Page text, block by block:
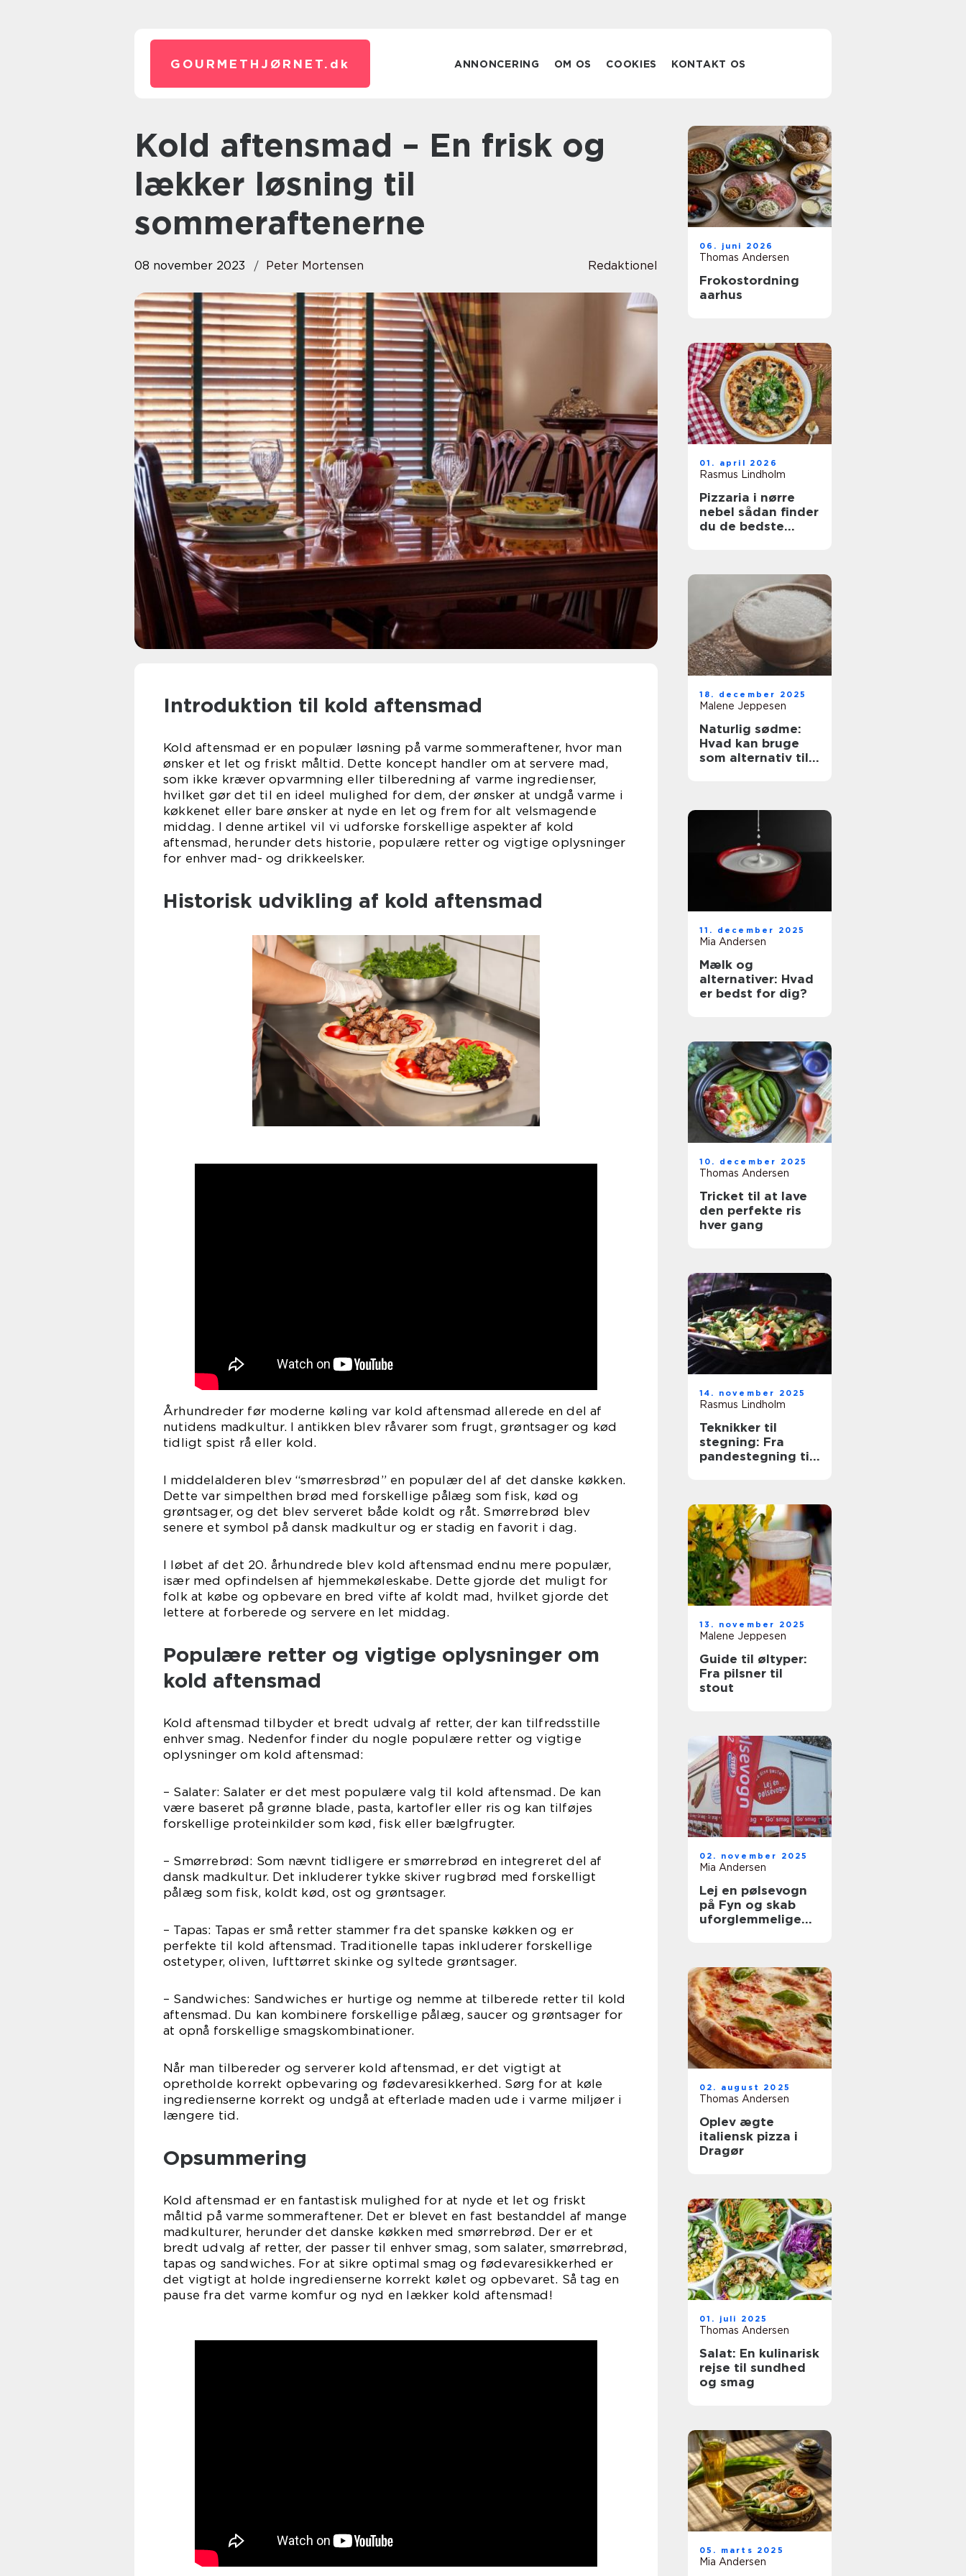
GOURMETHJØRNET. dk ANNONCERING OM OS COOKIES KONTAKT OS
Kold aftensmad – En frisk og
lækker løsning til
sommeraftenerne
08 november 2023 Peter Mortensen Redaktionel
Introduktion til kold aftensmad
Kold aftensmad er en populær løsning på varme sommeraftener, hvor man
ønsker et let og friskt måltid. Dette koncept handler om at servere mad,
som ikke kræver opvarmning eller tilberedning af varme ingredienser,
hvilket gør det til en ideel mulighed for dem, der ønsker at undgå varme i
køkkenet eller bare ønsker at nyde en let og frem for alt velsmagende
middag. I denne artikel vil vi udforske forskellige aspekter af kold
aftensmad, herunder dets historie, populære retter og vigtige oplysninger
for enhver mad- og drikkeelsker.
Historisk udvikling af kold aftensmad
Århundreder før moderne køling var kold aftensmad allerede en del af
nutidens madkultur. I antikken blev råvarer som frugt, grøntsager og kød
tidligt spist rå eller kold.
I middelalderen blev “smørresbrød” en populær del af det danske køkken.
Dette var simpelthen brød med forskellige pålæg som fisk, kød og
grøntsager, og det blev serveret både koldt og råt. Smørrebrød blev
senere et symbol på dansk madkultur og er stadig en favorit i dag.
I løbet af det 20. århundrede blev kold aftensmad endnu mere populær,
især med opfindelsen af hjemmekøleskabe. Dette gjorde det muligt for
folk at købe og opbevare en bred vifte af koldt mad, hvilket gjorde det
lettere at forberede og servere en let middag.
Populære retter og vigtige oplysninger om
kold aftensmad
Kold aftensmad tilbyder et bredt udvalg af retter, der kan tilfredsstille
enhver smag. Nedenfor finder du nogle populære retter og vigtige
oplysninger om kold aftensmad:
– Salater: Salater er det mest populære valg til kold aftensmad. De kan
være baseret på grønne blade, pasta, kartofler eller ris og kan tilføjes
forskellige proteinkilder som kød, fisk eller bælgfrugter.
– Smørrebrød: Som nævnt tidligere er smørrebrød en integreret del af
dansk madkultur. Det inkluderer tykke skiver rugbrød med forskelligt
pålæg som fisk, koldt kød, ost og grøntsager.
– Tapas: Tapas er små retter stammer fra det spanske køkken og er
perfekte til kold aftensmad. Traditionelle tapas inkluderer forskellige
ostetyper, oliven, lufttørret skinke og syltede grøntsager.
– Sandwiches: Sandwiches er hurtige og nemme at tilberede retter til kold
aftensmad. Du kan kombinere forskellige pålæg, saucer og grøntsager for
at opnå forskellige smagskombinationer.
Når man tilbereder og serverer kold aftensmad, er det vigtigt at
opretholde korrekt opbevaring og fødevaresikkerhed. Sørg for at køle
ingredienserne korrekt og undgå at efterlade maden ude i varme miljøer i
længere tid.
Opsummering
Kold aftensmad er en fantastisk mulighed for at nyde et let og friskt
måltid på varme sommeraftener. Det er blevet en fast bestanddel af mange
madkulturer, herunder det danske køkken med smørrebrød. Der er et
bredt udvalg af retter, der passer til enhver smag, som salater, smørrebrød,
tapas og sandwiches. For at sikre optimal smag og fødevaresikkerhed er
det vigtigt at holde ingredienserne korrekt kølet og opbevaret. Så tag en
pause fra det varme komfur og nyd en lækker kold aftensmad!
06. juni 2026
Thomas Andersen
Frokostordning
aarhus
01. april 2026
Rasmus Lindholm
Pizzaria i nørre
nebel sådan finder
du de bedste
18. december 2025
Malene Jeppesen
Naturlig sødme:
Hvad kan bruge
som alternativ til
11. december 2025
Mia Andersen
Mælk og
alternativer: Hvad
er bedst for dig?
10. december 2025
Thomas Andersen
Tricket til at lave
den perfekte ris
hver gang
14. november 2025
Rasmus Lindholm
Teknikker til
stegning: Fra
pandestegning til
13. november 2025
Malene Jeppesen
Guide til øltyper:
Fra pilsner til
stout
02. november 2025
Mia Andersen
Lej en pølsevogn
på Fyn og skab
uforglemmelige
02. august 2025
Thomas Andersen
Oplev ægte
italiensk pizza i
Dragør
01. juli 2025
Thomas Andersen
Salat: En kulinarisk
rejse til sundhed
og smag
05. marts 2025
Mia Andersen